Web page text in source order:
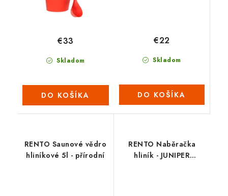
Skladom
€33
DO KOŠÍKA
Skladom
€22
DO KOŠÍKA
RENTO Saunové vědro
hliníkové 5l - přírodní
RENTO Naběračka
hliník - JUNIPER